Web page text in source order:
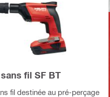
fil SF BT
fil destinée au pré-perçage